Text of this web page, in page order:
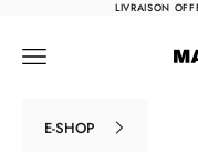
Passer au contenuLIVRAISON
Menu
E-SHOP